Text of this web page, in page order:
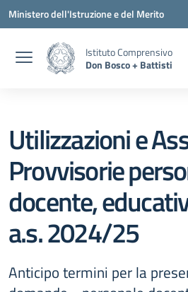
Vai ai contenuti
Vai al menu di navigazione
Vai al footer
Ministero dell'Istruzione e del Merito
Istituto Comprensivo
Don Bosco + Battisti
Utilizzazioni e
Provvisorie
docente,
a.s. 2024/25
Anticipo termini per la